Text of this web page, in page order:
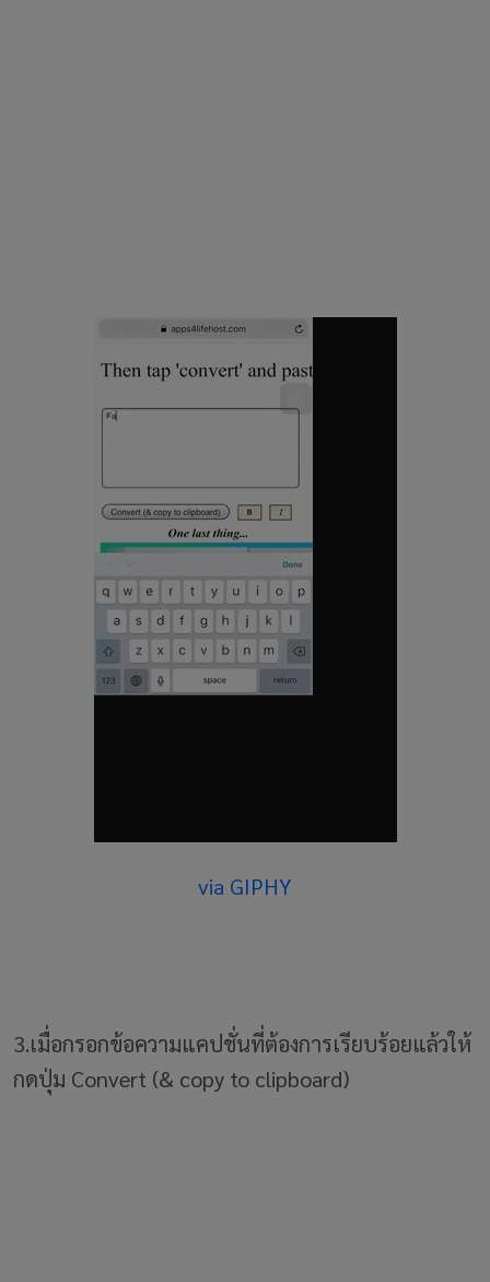
via GIPHY
3.เมื่อกรอกข้อความแคปชั่นที่ต้องการเรียบร้อยแล้วให้
กดปุ่ม Convert (& copy to clipboard)